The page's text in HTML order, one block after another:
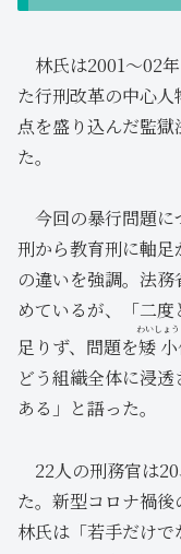
林氏は2001〜02
た行刑改革の中心
点を盛り込んだ監
た。
今回の暴行問題に
刑から教育刑に軸
の違いを強調。法
めているが、「二
足りず、問題を矮小
わいしょう
どう組織全体に浸
ある」と語った。
22人の刑務官は20
た。新型コロナ禍後
林氏は「若手だけ